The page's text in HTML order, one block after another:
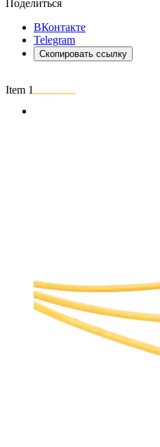
Поделиться
ВКонтакте
Telegram
Скопировать ссылку
Item 1 of 2